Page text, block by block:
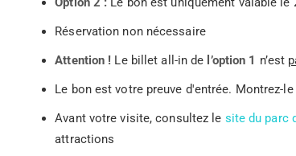
Réservation non nécessaire
Attention ! Le billet all-in de l’option 1 n’est
Le bon est votre preuve d'entrée. Montrez-
Avant votre visite, consultez le site du parc
attractions